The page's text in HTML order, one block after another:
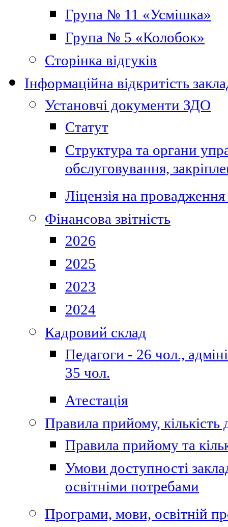
Група № 11 «Усмішка»
Група № 5 «Колобок»
Сторінка відгуків
Інформаційна відкритість
Установчі документи ЗДО
Статут
Структура та органи
обслуговування,
Ліцензія на провадження
Фінансова звітність
2026
2025
2023
2024
Кадровий склад
Педагоги - 26 чол.,
35 чол.
Атестація
Правила прийому, кількість
Правила прийому та
Умови доступності
освітніми потребами
Програми, мови, освітній